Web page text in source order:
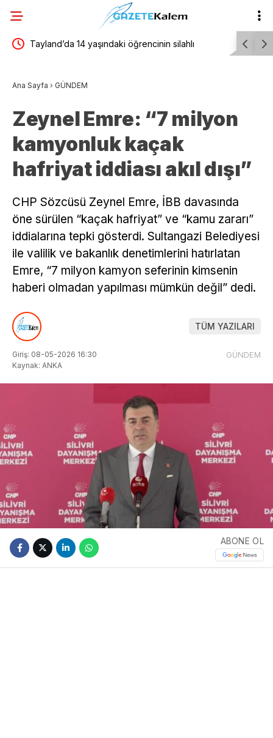
Tayland’da 14 yaşındaki öğrencinin silahlı
Ana Sayfa › GÜNDEM
Zeynel Emre: “7 milyon
kamyonluk kaçak
hafriyat iddiası akıl dışı”
CHP Sözcüsü Zeynel Emre, İBB davasında
öne sürülen “kaçak hafriyat” ve “kamu zararı”
iddialarına tepki gösterdi. Sultangazi Belediyesi
ile valilik ve bakanlık denetimlerini hatırlatan
Emre, “7 milyon kamyon seferinin kimsenin
haberi olmadan yapılması mümkün değil” dedi.
TÜM YAZILARI
Giriş: 08-05-2026 16:30
Kaynak: ANKA
GÜNDEM
ABONE OL